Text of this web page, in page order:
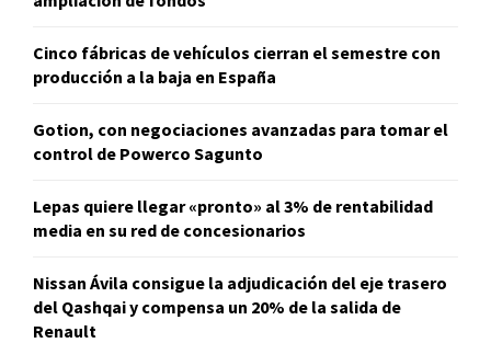
Cinco fábricas de vehículos cierran el semestre con
producción a la baja en España
Gotion, con negociaciones avanzadas para tomar el
control de Powerco Sagunto
Lepas quiere llegar «pronto» al 3% de rentabilidad
media en su red de concesionarios
Nissan Ávila consigue la adjudicación del eje trasero
del Qashqai y compensa un 20% de la salida de
Renault